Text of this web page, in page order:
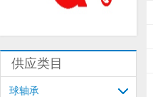
供应类目
球轴承